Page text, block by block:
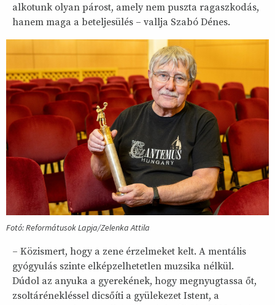
alkotunk olyan párost, amely nem puszta ragaszkodás,
hanem maga a beteljesülés – vallja Szabó Dénes.
Fotó: Reformátusok Lapja/Zelenka Attila
– Közismert, hogy a zene érzelmeket kelt. A mentális
gyógyulás szinte elképzelhetetlen muzsika nélkül.
Dúdol az anyuka a gyerekének, hogy megnyugtassa őt,
zsoltárénekléssel dicsőíti a gyülekezet Istent, a